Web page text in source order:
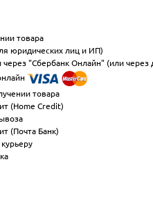
товара
юридических лиц и ИП)
"Сбербанк Онлайн" (или через
товара
(Home Credit)
(Почта Банк)